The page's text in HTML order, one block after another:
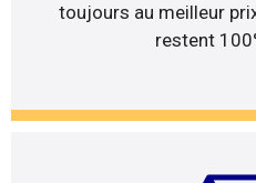
toujours au meilleur
restent